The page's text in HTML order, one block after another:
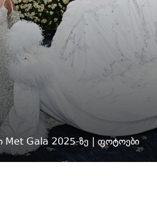
Met Gala 2025-ზე | ფოტოები